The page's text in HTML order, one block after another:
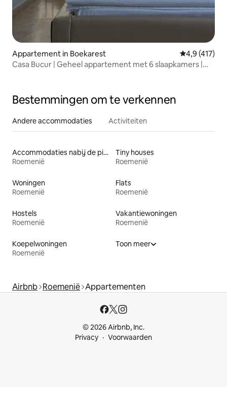
Appartement in Boekarest Gemiddelde
4,9 (417)
Casa Bucur | Geheel appartement met 6 slaapkamers |
Bestemmingen om te verkennen
Andere accommodaties Activiteiten
Accommodaties nabij de piste
Roemenië
Tiny houses
Roemenië
Woningen
Roemenië
Flats
Roemenië
Hostels
Roemenië
Vakantiewoningen
Roemenië
Koepelwoningen
Roemenië
Toon meer
Airbnb Roemenië Appartementen
© 2026 Airbnb, Inc.
Privacy
Voorwaarden